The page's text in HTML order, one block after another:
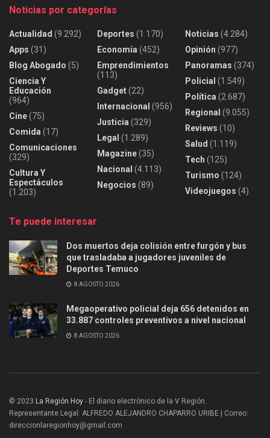
Noticias por categorías
Actualidad (9.292)
Apps (31)
Blog Abogado (5)
Ciencia Y
Educación
(964)
Cine(75)
Comida (17)
Comunicaciones
(329)
Cultura Y
Espectáculos
(1.203)
Deportes (1.170)
Economía (452)
Emprendimientos
(113)
Gadget(22)
Internacional (956)
Justicia (329)
Legal (1.289)
Magazine(35)
Nacional (4.113)
Negocios (89)
Noticias (4.284)
Opinión (977)
Panoramas (374)
Policial (1.549)
Política (2.687)
Regional (9.055)
Reviews (10)
Salud (1.119)
Tech (125)
Turismo (124)
Videojuegos (4)
Te puede interesar
Dos muertos deja colisión entre furgón y bus
que trasladaba a jugadores juveniles de
Deportes Temuco
8 AGOSTO 2026
Megaoperativo policial deja 656 detenidos en
33.887 controles preventivos a nivel nacional
8 AGOSTO 2026
© 2023 La Región Hoy - El diario electrónico de la V Región.
Representante Legal: ALFREDO ALEJANDRO CHAPARRO URIBE | Correo:
direccionlaregionhoy@gmail.com